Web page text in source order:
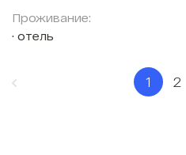
Проживание:
отель
1 2